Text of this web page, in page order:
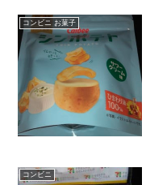
コンビニ お菓子
コンビニ